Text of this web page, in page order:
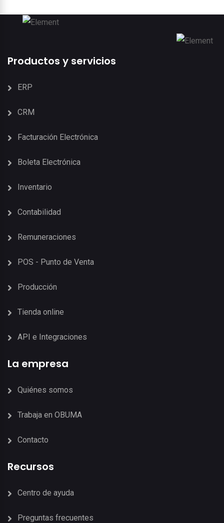
Productos y servicios
ERP
CRM
Facturación Electrónica
Boleta Electrónica
Inventario
Contabilidad
Remuneraciones
POS - Punto de Venta
Producción
Tienda online
API e Integraciones
La empresa
Quiénes somos
Trabaja en OBUMA
Contacto
Recursos
Centro de ayuda
Preguntas frecuentes